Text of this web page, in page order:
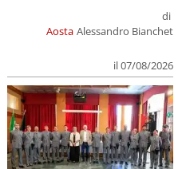
Aosta
di
Alessandro Bianchet
il 07/08/2026